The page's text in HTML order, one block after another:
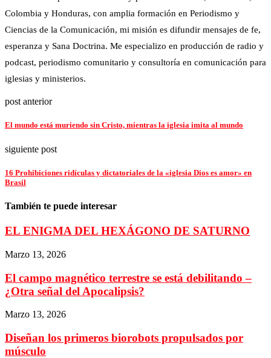
Colombia y Honduras, con amplia formación en Periodismo y
Ciencias de la Comunicación, mi misión es difundir mensajes de fe,
esperanza y Sana Doctrina. Me especializo en producción de radio y
podcast, periodismo comunitario y consultoría en comunicación para
iglesias y ministerios.
post anterior
El mundo está muriendo sin Cristo, mientras la iglesia imita al mundo
siguiente post
16 Prohibiciones ridículas y dictatoriales de la «iglesia Dios es amor» en
Brasil
También te puede interesar
EL ENIGMA DEL HEXÁGONO DE SATURNO
Marzo 13, 2026
El campo magnético terrestre se está debilitando –
¿Otra señal del Apocalipsis?
Marzo 13, 2026
Diseñan los primeros biorobots propulsados por
músculo